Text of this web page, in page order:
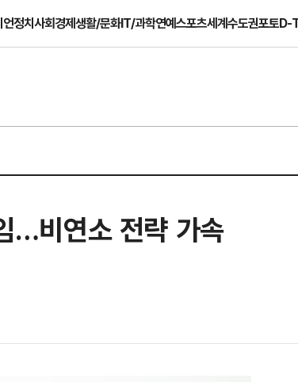
언정치사회경제생활/문화IT/과학연예스포츠세계수도권포토D-
…비연소 전략 가속